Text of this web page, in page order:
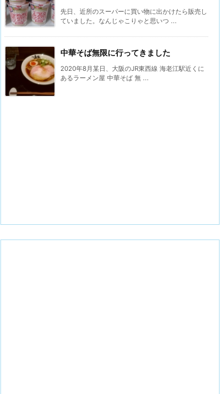
先日、近所のスーパーに買い物に出かけたら販売し
ていました。なんじゃこりゃと思いつ ...
中華そば無限に行ってきました
2020年8月某日、大阪のJR東西線 海老江駅近くに
あるラーメン屋 中華そば 無 ...